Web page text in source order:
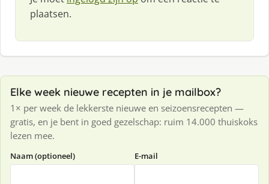
plaatsen.
Elke week nieuwe recepten in je mailbox?
1× per week de lekkerste nieuwe en seizoensrecepten —
gratis, en je bent in goed gezelschap: ruim 14.000 thuiskoks
lezen mee.
Naam (optioneel) E-mail